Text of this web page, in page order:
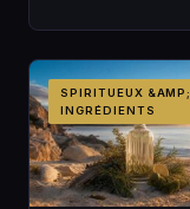
d’a…
SPIRITUEUX &AMP;
INGRÉDIENTS